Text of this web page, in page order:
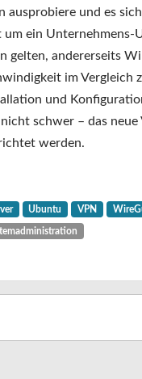
ausprobiere und es
ein Unternehmens-
gelten, andererseits
im Vergleich
und
schwer – das
werden.
Ubuntu VPN